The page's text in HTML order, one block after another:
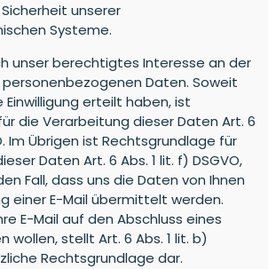
unserer
Systeme.
unser berechtigtes Interesse an der
Daten. Soweit
Einwilligung erteilt haben, ist
die Verarbeitung dieser Daten Art. 6
Im Übrigen ist Rechtsgrundlage für
Daten Art. 6 Abs. 1 lit. f) DSGVO,
Fall, dass uns die Daten von Ihnen
einer E-Mail übermittelt werden.
E-Mail auf den Abschluss eines
wollen, stellt Art. 6 Abs. 1 lit. b)
Rechtsgrundlage dar.